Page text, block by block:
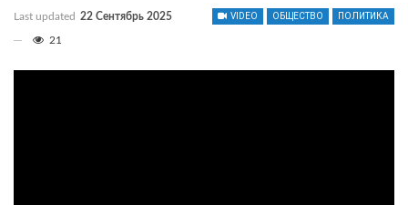
VIDEO ОБЩЕСТВО ПОЛИТИКА
Last updated 22 Сентябрь 2025
21